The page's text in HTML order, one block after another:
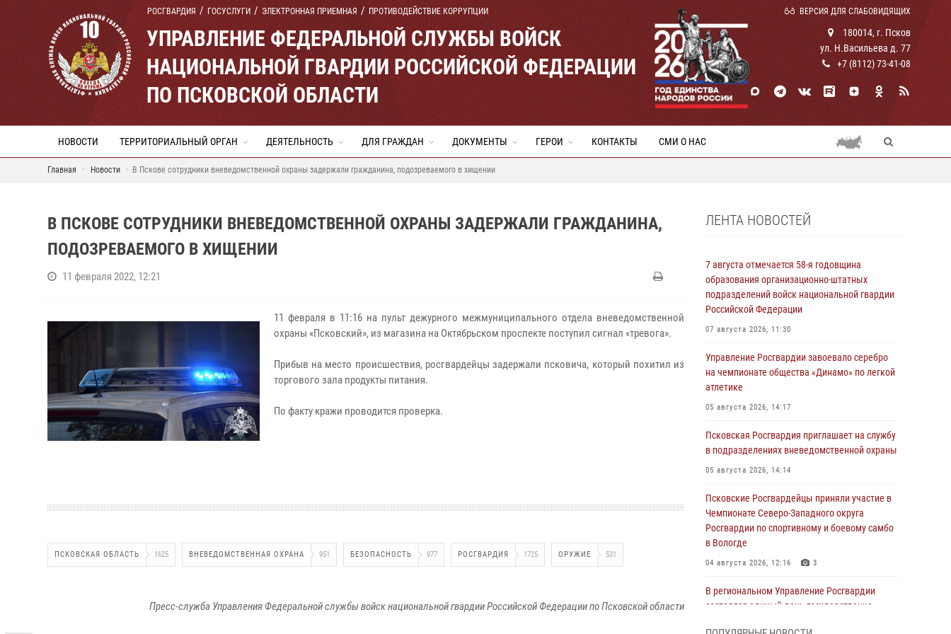
РОСГВАРДИЯ ГОСУСЛУГИ ЭЛЕКТРОННАЯ ПРИЕМНАЯ ПРОТИВОДЕЙСТВИЕ КОРРУПЦИИ ВЕРСИЯ ДЛЯ СЛАБОВИДЯЩИХ
УПРАВЛЕНИЕ ФЕДЕРАЛЬНОЙ СЛУЖБЫ ВОЙСК
НАЦИОНАЛЬНОЙ ГВАРДИИ РОССИЙСКОЙ ФЕДЕРАЦИИ
ПО ПСКОВСКОЙ ОБЛАСТИ
180014, г. Псков
ул. Н.Васильева д. 77
+7 (8112) 73-41-08
НОВОСТИ ТЕРРИТОРИАЛЬНЫЙ ОРГАН ДЕЯТЕЛЬНОСТЬ ДЛЯ ГРАЖДАН ДОКУМЕНТЫ ГЕРОИ КОНТАКТЫ СМИ О НАС
Главная Новости В Пскове сотрудники вневедомственной охраны задержали гражданина, подозреваемого в хищении
В ПСКОВЕ СОТРУДНИКИ ВНЕВЕДОМСТВЕННОЙ ОХРАНЫ ЗАДЕРЖАЛИ ГРАЖДАНИНА,
ПОДОЗРЕВАЕМОГО В ХИЩЕНИИ
11 февраля 2022, 12:21
11 февраля в 11:16 на пульт дежурного межмуниципального отдела вневедомственной
охраны «Псковский», из магазина на Октябрьском проспекте поступил сигнал «тревога».
Прибыв на место происшествия, росгвардейцы задержали псковича, который похитил из
торгового зала продукты питания.
По факту кражи проводится проверка.
ПСКОВСКАЯ ОБЛАСТЬ 1625 ВНЕВЕДОМСТВЕННАЯ ОХРАНА 951 БЕЗОПАСНОСТЬ 977 РОСГВАРДИЯ 1725 ОРУЖИЕ 531
Пресс-служба Управления Федеральной службы войск национальной гвардии Российской Федерации по Псковской области
ЛЕНТА НОВОСТЕЙ
7 августа отмечается 58-я годовщина
образования организационно-штатных
подразделений войск национальной гвардии
Российской Федерации
07 августа 2026, 11:30
Управление Росгвардии завоевало серебро
на чемпионате общества «Динамо» по легкой
атлетике
05 августа 2026, 14:17
Псковская Росгвардия приглашает на службу
в подразделениях вневедомственной охраны
05 августа 2026, 14:14
Псковские Росгвардейцы приняли участие в
Чемпионате Северо-Западного округа
Росгвардии по спортивному и боевому самбо
в Вологде
04 августа 2026, 12:16 3
В региональном Управление Росгвардии
состоялся единый день государственно-